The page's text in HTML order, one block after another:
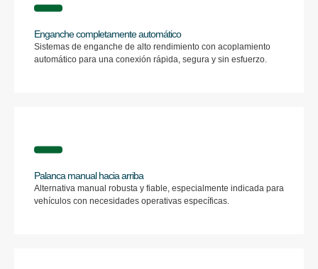
Enganche completamente automático
Sistemas de enganche de alto rendimiento con acoplamiento
automático para una conexión rápida, segura y sin esfuerzo.
Palanca manual hacia arriba
Alternativa manual robusta y fiable, especialmente indicada para
vehículos con necesidades operativas específicas.